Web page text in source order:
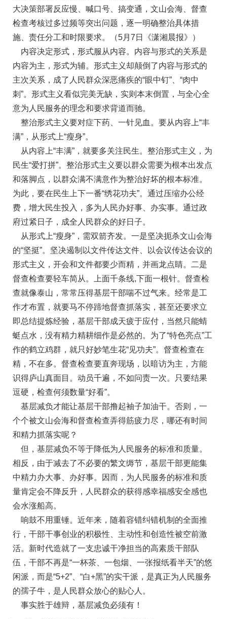
大决策部署反应慢、喊口号、搞变通，文山会海、督查
检查考核过多过频等突出问题，逐一明确整治具体措
施、责任分工和时限要求。（5月7日《潇湘晨报》）
内容决定形式，形式服从内容。内容与形式的关系是
内容为主，形式为辅。形式主义却颠倒了内容与形式的
主次关系，成了人民群众深恶痛疾的“眼中钉”、“肉中
刺”。形式主义看似完美无缺，实则本末倒置，与全心全
意为人民服务的理念和要求背道而驰。
整治形式主义要对症下药、一针见血。要从内容上“丰
满”，从形式上“瘦身”。
从内容上“丰满”，就要多关注民生。整治形式主义，为
民生“爱打拼”。整治形式主义要以群众需要为根本出发点
和落脚点，以群众满不满意作为整治好坏的根本标准。
为此，要在民生上下一番“绣花功夫”。通过压缩办公经
费，增大民生投入，多为人民办好事、办实事。通过政
府过紧日子，成全人民群众的好日子。
从形式上“瘦身”，需双箭齐发。一是坚决扼杀文山会海
的“坚挺”。坚决遏制以文件传达文件、以会议传达会议的
形式主义，开会和文件都要少而精，并画龙点睛。二是
督查检查要轻车简从。上面千条线,下面一根针。督查检
查就像泰山，常常压得基层干部喘不过气来。经常是工
作才布置，就要马不停蹄地督查抓落实，甚至还要求立
即总结提炼经验，基层干部成天疲于应付，当然只能蜻
蜓点水，没有精力精耕细作是必然的。为了“特色亮点”工
作的鹤立鸡群，就只好妙笔生花“见功夫”。督查检查在
精，不在多。督查检查要直奔现场，以暗访为主，方能
识得庐山真面目。动员千遍，不如问责一次。只要结果
逗硬，检查何须数量“好看”。
基层减负才能让基层干部撸起袖子加油干。否则，一
个个被文山会海和督查检查弄得筋疲力尽，哪还有时间
和精力抓落实呢？
但，基层减负不等于降低为人民服务的标准和质量。
相反，由于减去了不必要的繁文缛节，基层干部更能集
中精力办大事、办好事。因而，为人民服务的标准和质
量肯定会不降反升，人民群众的获得感幸福感安全感也
会水涨船高。
响鼓不用重锤。近年来，随着容错纠错机制的全面推
行，干部干事创业的积极性、主动性和创造性被空前激
活。新时代造就了一支忠诚干净担当的高素质干部队
伍，干部不再是“一杯茶、一包烟、一张报纸看半天”的悠
闲派，而是“5+2”、“白+黑”的实干派，是真正为人民服务
的孺子牛，是人民群众放心的贴心人。
事实胜于雄辩，基层减负必须有！